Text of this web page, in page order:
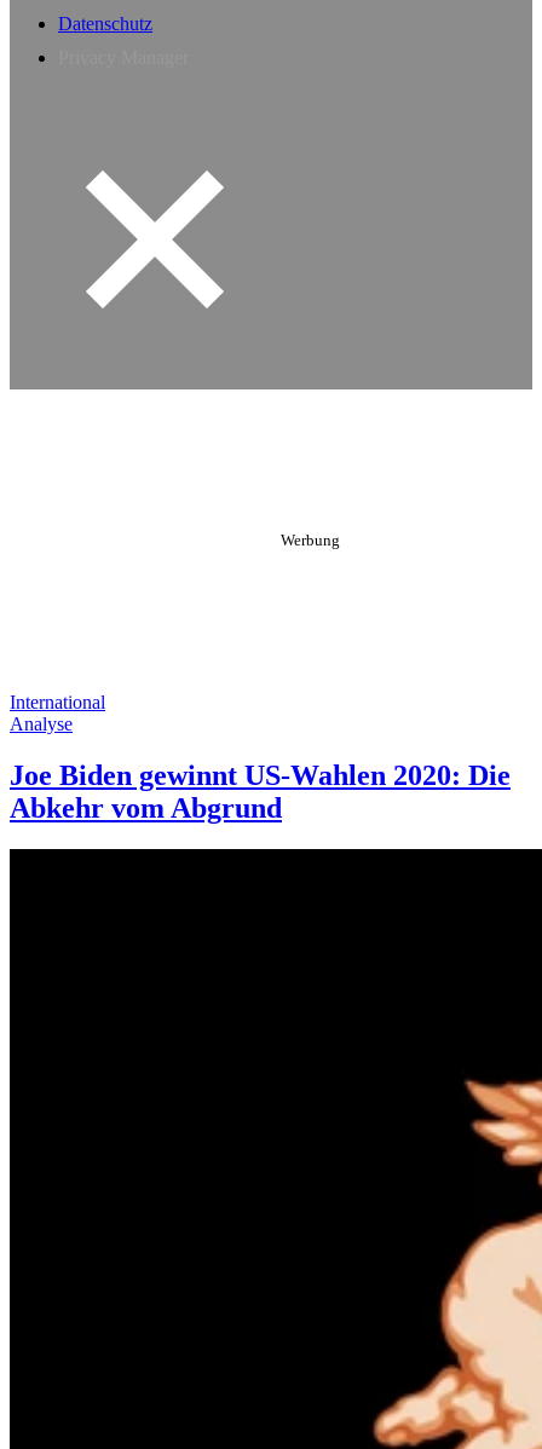
Datenschutz
International
Analyse
Joe Biden gewinnt US-Wahlen 2020: Die
Abkehr vom Abgrund